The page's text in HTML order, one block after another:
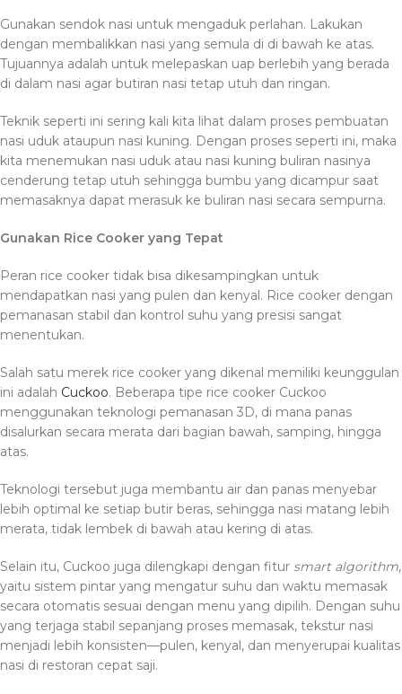
Gunakan sendok nasi untuk mengaduk perlahan. Lakukan
dengan membalikkan nasi yang semula di di bawah ke atas.
Tujuannya adalah untuk melepaskan uap berlebih yang berada
di dalam nasi agar butiran nasi tetap utuh dan ringan.
Teknik seperti ini sering kali kita lihat dalam proses pembuatan
nasi uduk ataupun nasi kuning. Dengan proses seperti ini, maka
kita menemukan nasi uduk atau nasi kuning buliran nasinya
cenderung tetap utuh sehingga bumbu yang dicampur saat
memasaknya dapat merasuk ke buliran nasi secara sempurna.
Gunakan Rice Cooker yang Tepat
Peran rice cooker tidak bisa dikesampingkan untuk
mendapatkan nasi yang pulen dan kenyal. Rice cooker dengan
pemanasan stabil dan kontrol suhu yang presisi sangat
menentukan.
Salah satu merek rice cooker yang dikenal memiliki keunggulan
ini adalah Cuckoo. Beberapa tipe rice cooker Cuckoo
menggunakan teknologi pemanasan 3D, di mana panas
disalurkan secara merata dari bagian bawah, samping, hingga
atas.
Teknologi tersebut juga membantu air dan panas menyebar
lebih optimal ke setiap butir beras, sehingga nasi matang lebih
merata, tidak lembek di bawah atau kering di atas.
Selain itu, Cuckoo juga dilengkapi dengan fitur smart algorithm,
yaitu sistem pintar yang mengatur suhu dan waktu memasak
secara otomatis sesuai dengan menu yang dipilih. Dengan suhu
yang terjaga stabil sepanjang proses memasak, tekstur nasi
menjadi lebih konsisten—pulen, kenyal, dan menyerupai kualitas
nasi di restoran cepat saji.